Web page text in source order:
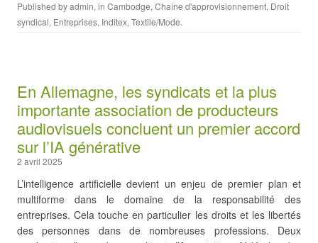
Published byadmin, in Cambodge, Chaîne d'approvisionnement, Droit
syndical, Entreprises, Inditex, Textile/Mode.
En Allemagne, les syndicats et la plus
importante association de producteurs
audiovisuels concluent un premier accord
sur l’IA générative
2 avril 2025
L’intelligence artificielle devient un enjeu de premier plan et
multiforme dans le domaine de la responsabilité des
entreprises. Cela touche en particulier les droits et les libertés
des personnes dans de nombreuses professions. Deux